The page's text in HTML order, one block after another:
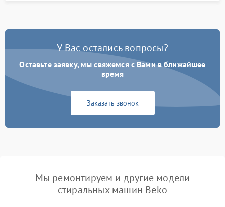
У Вас остались вопросы?
Оставьте заявку, мы свяжемся с Вами в ближайшее
время
Заказать звонок
Мы ремонтируем и другие модели
стиральных машин Beko